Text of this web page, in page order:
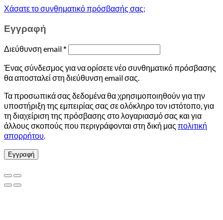
Χάσατε το συνθηματικό πρόσβασής σας;
Εγγραφή
Διεύθυνση email*
Ένας σύνδεσμος για να ορίσετε νέο συνθηματικό πρόσβασης
θα αποσταλεί στη διεύθυνση email σας.
Τα προσωπικά σας δεδομένα θα χρησιμοποιηθούν για την
υποστήριξη της εμπειρίας σας σε ολόκληρο τον ιστότοπο, για
τη διαχείριση της πρόσβασης στο λογαριασμό σας και για
άλλους σκοπούς που περιγράφονται στη δική μας πολιτική
απορρήτου
Εγγραφή